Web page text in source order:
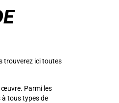
trouverez ici toutes
œuvre. Parmi les
à tous types de